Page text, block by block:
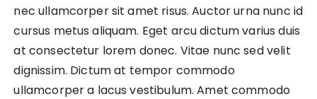
nec ullamcorper sit amet risus. Auctor urna nunc id
cursus metus aliquam. Eget arcu dictum varius duis
at consectetur lorem donec. Vitae nunc sed velit
dignissim. Dictum at tempor commodo
ullamcorper a lacus vestibulum. Amet commodo